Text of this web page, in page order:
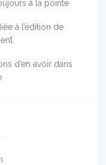
à la pointe
à l’édition de
d’en avoir dans